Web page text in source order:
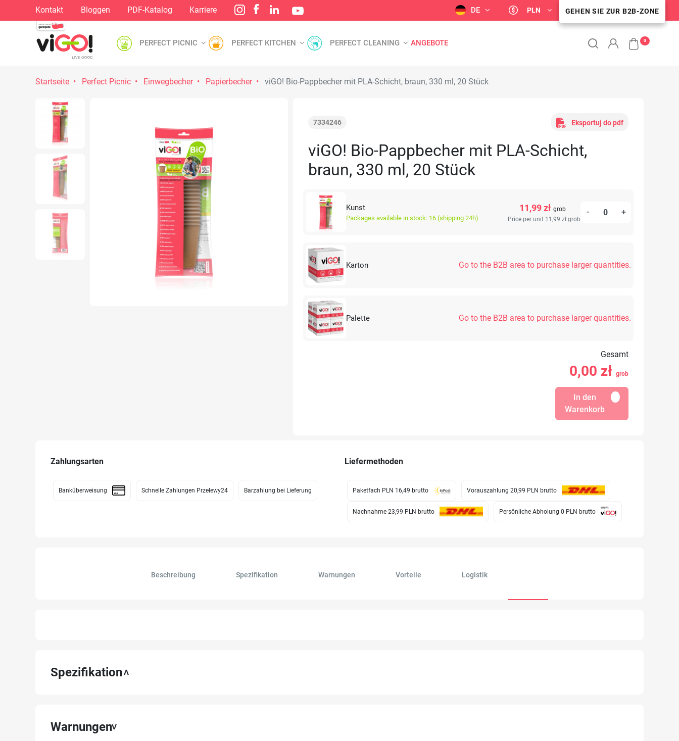
Kontakt Bloggen PDF-Katalog Karriere DE PLN B2B-KUNDENZONE
GEHEN SIE ZUR B2B-ZONE
PERFECT PICNIC PERFECT KITCHEN PERFECT CLEANING ANGEBOTE 0
Startseite Perfect Picnic Einwegbecher Papierbecher viGO! Bio-Pappbecher mit PLA-Schicht, braun, 330 ml, 20 Stück
7334246 Eksportuj do pdf
viGO! Bio-Pappbecher mit PLA-Schicht,
braun, 330 ml, 20 Stück
Kunst
Packages available in stock: 16 (shipping 24h)
11,99 złgrob
Price per unit 11,99 zł grob
- +
Karton Go to the B2B area to purchase larger quantities.
Palette Go to the B2B area to purchase larger quantities.
Gesamt
0,00 zł grob
In den
Warenkorb
Zahlungsarten
Banküberweisung Schnelle Zahlungen Przelewy24 Barzahlung bei Lieferung
Liefermethoden
Paketfach PLN 16,49 brutto Vorauszahlung 20,99 PLN brutto
Nachnahme 23,99 PLN brutto Persönliche Abholung 0 PLN brutto
Beschreibung Spezifikation Warnungen Vorteile Logistik
Spezifikation
Warnungen